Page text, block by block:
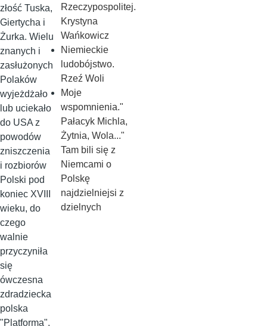
złość Tuska,
Giertycha i
Żurka. Wielu
znanych i
zasłużonych
Polaków
wyjeżdżało
lub uciekało
do USA z
powodów
zniszczenia
i rozbiorów
Polski pod
koniec XVIII
wieku, do
czego
walnie
przyczyniła
się
ówczesna
zdradziecka
polska
"Platforma",
Rzeczypospolitej.
Krystyna
Wańkowicz
Niemieckie
ludobójstwo.
Rzeź Woli
Moje
wspomnienia."
Pałacyk Michla,
Żytnia, Wola..."
Tam bili się z
Niemcami o
Polskę
najdzielniejsi z
dzielnych